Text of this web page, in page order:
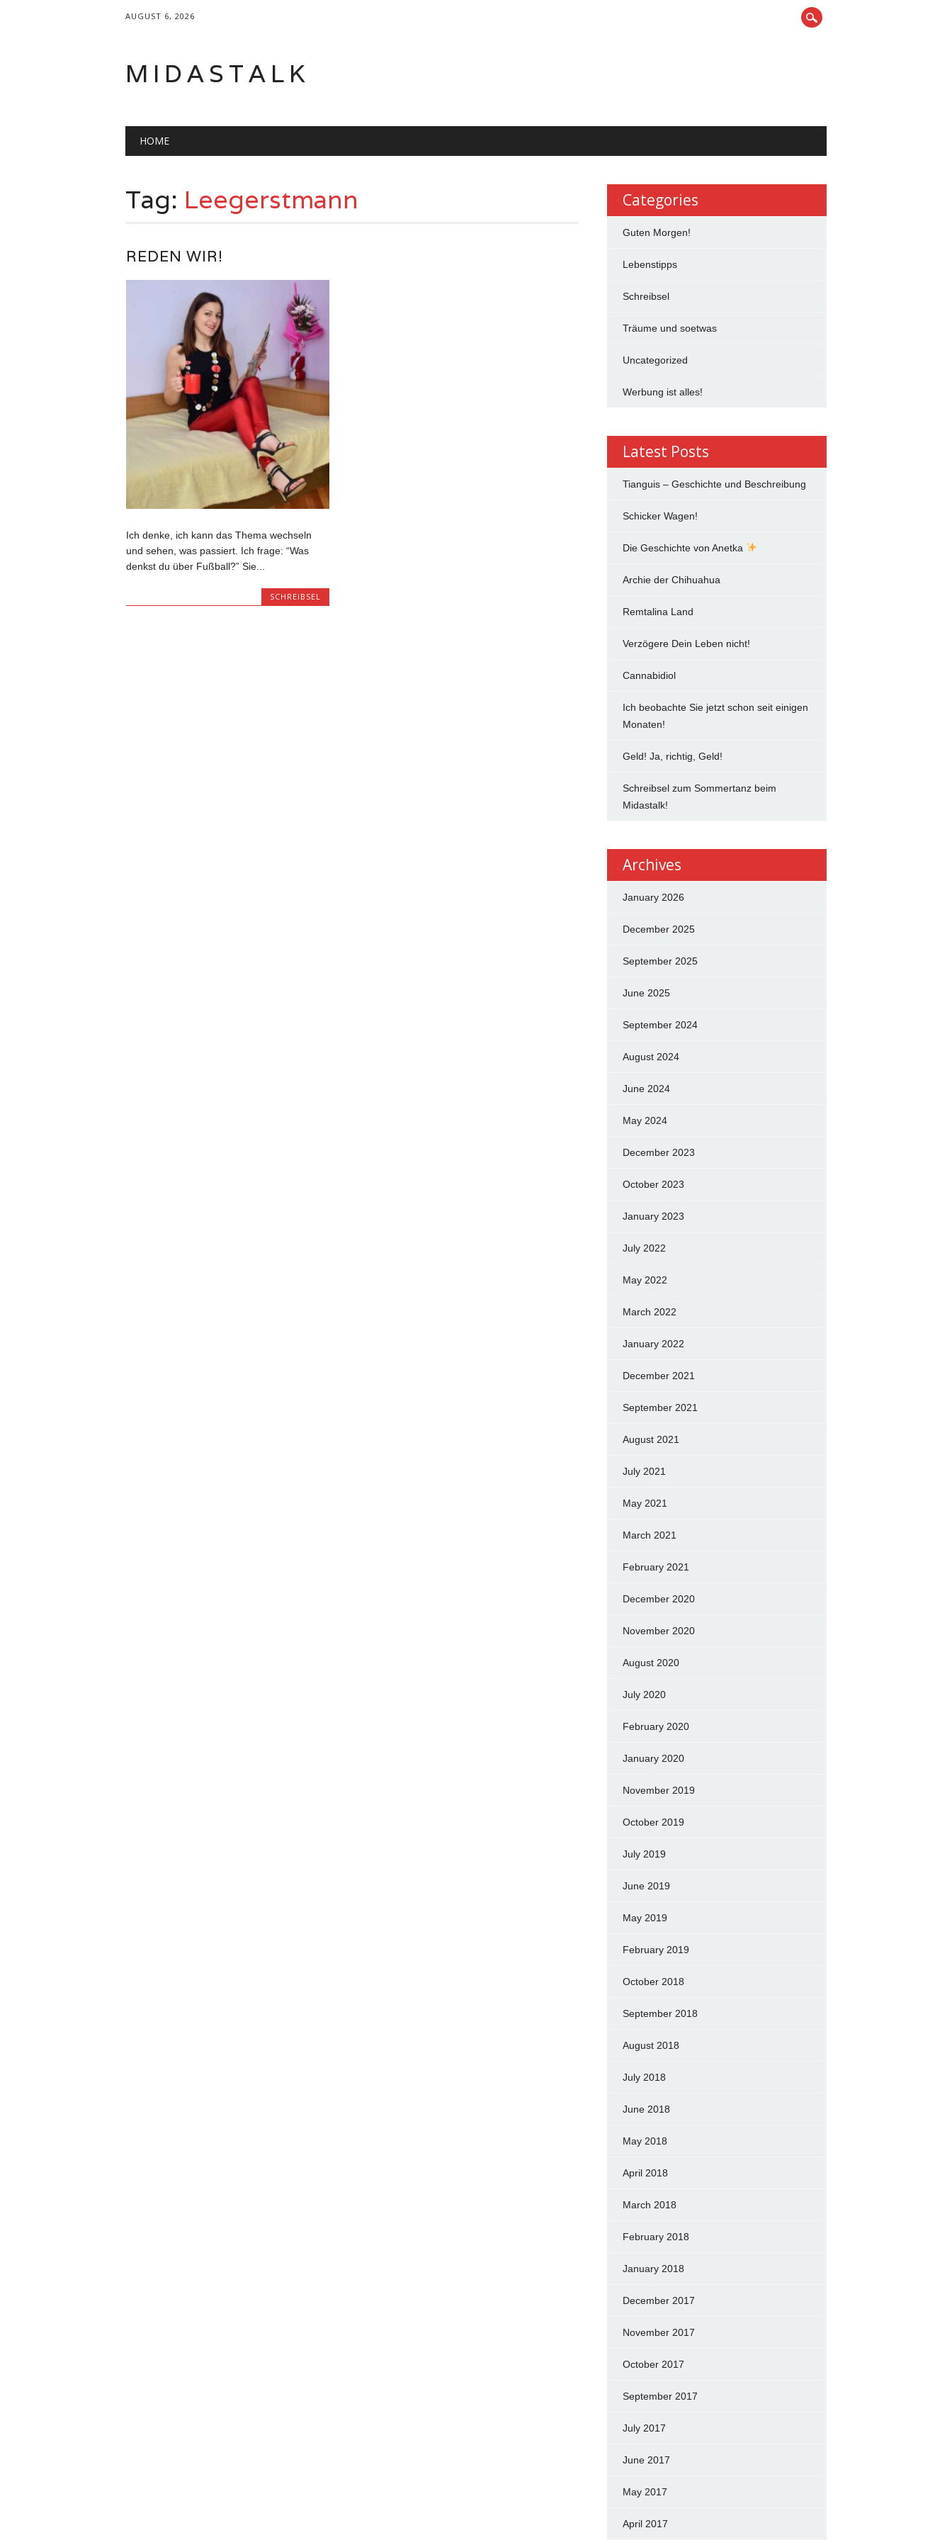
AUGUST 6, 2026
MIDASTALK
Main menu
HOME
Tag: Leegerstmann
REDEN WIR!
Ich denke, ich kann das Thema wechseln
und sehen, was passiert. Ich frage: “Was
denkst du über Fußball?” Sie...
SCHREIBSEL
Categories
Guten Morgen!
Lebenstipps
Schreibsel
Träume und soetwas
Uncategorized
Werbung ist alles!
Latest Posts
Tianguis – Geschichte und Beschreibung
Schicker Wagen!
Die Geschichte von Anetka
Archie der Chihuahua
Remtalina Land
Verzögere Dein Leben nicht!
Cannabidiol
Ich beobachte Sie jetzt schon seit einigen
Monaten!
Geld! Ja, richtig, Geld!
Schreibsel zum Sommertanz beim
Midastalk!
Archives
January 2026
December 2025
September 2025
June 2025
September 2024
August 2024
June 2024
May 2024
December 2023
October 2023
January 2023
July 2022
May 2022
March 2022
January 2022
December 2021
September 2021
August 2021
July 2021
May 2021
March 2021
February 2021
December 2020
November 2020
August 2020
July 2020
February 2020
January 2020
November 2019
October 2019
July 2019
June 2019
May 2019
February 2019
October 2018
September 2018
August 2018
July 2018
June 2018
May 2018
April 2018
March 2018
February 2018
January 2018
December 2017
November 2017
October 2017
September 2017
July 2017
June 2017
May 2017
April 2017